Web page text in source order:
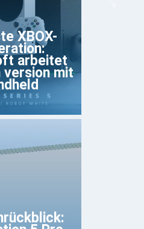
XBOX-
arbeitet
version mit